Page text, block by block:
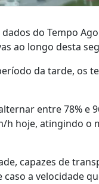
do Tempo
ao longo desta
da tarde, os
entre 78% e
h hoje, atingindo o
capazes de
a velocidade